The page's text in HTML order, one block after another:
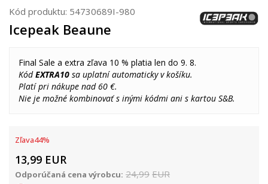
Kód produktu: 54730689I-980
Icepeak Beaune
Final Sale a extra zľava 10 % platia len do 9. 8.
KódEXTRA10 sa uplatní automaticky v košíku.
Platí pri nákupe nad 60 €.
Nie je možné kombinovať s inými kódmi ani s kartou S&B.
Zľava44%
13,99 EUR
Odporúčaná cena výrobcu: 24,99 EUR